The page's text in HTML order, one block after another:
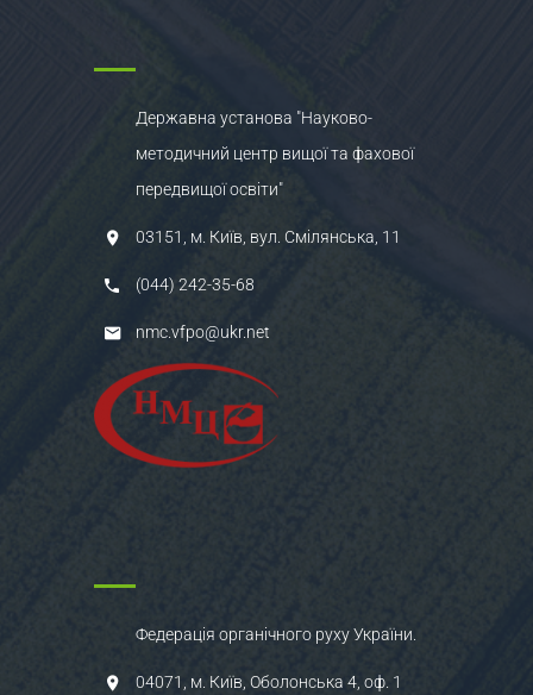
Державна установа "Науково-
методичний центр вищої та фахової
передвищої освіти"
03151, м. Київ, вул. Смілянська, 11
(044) 242-35-68
nmc.vfpo@ukr.net
Федерація органічного руху України.
04071, м. Київ, Оболонська 4, оф. 1